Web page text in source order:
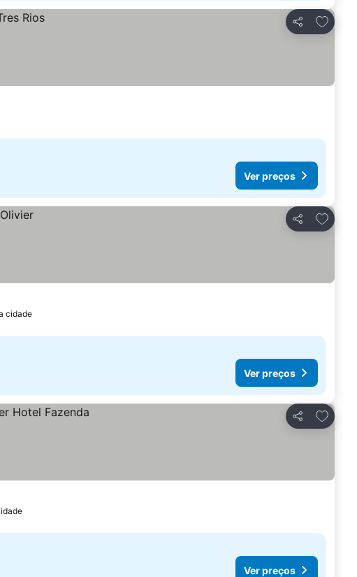
Partilhar
Ver preços
Partilhar
cidade
Ver preços
Partilhar
Ver preços